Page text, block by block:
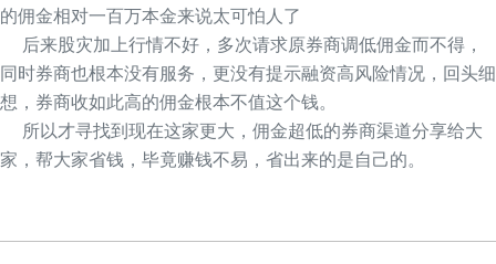
的佣金相对一百万本金来说太可怕人了
后来股灾加上行情不好，多次请求原券商调低佣金而不得，
同时券商也根本没有服务，更没有提示融资高风险情况，回头细
想，券商收如此高的佣金根本不值这个钱。
所以才寻找到现在这家更大，佣金超低的券商渠道分享给大
家，帮大家省钱，毕竟赚钱不易，省出来的是自己的。